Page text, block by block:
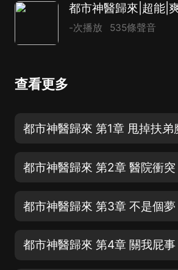
都市神醫歸來|超能|
-次播放 535條聲音
查看更多
都市神醫歸來 第4章 關我屁事